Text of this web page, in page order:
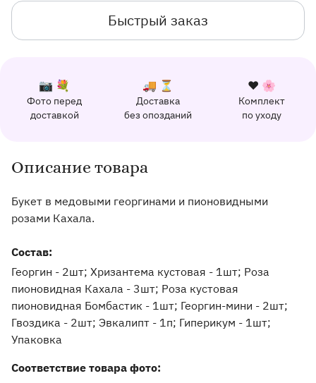
Быстрый заказ
Почему выбирают Флорео
К каждому заказу прилагается:
Фото перед
доставкой
📷 💐
Доставка
без опозданий
🚚 ⏳
Комплект
по уходу
❤️ 🌸
Качественный сервис
162 отзыва с оценкой 5.0 ⭐
Информация о товаре и оказываемых услугах
Описание товара
Букет в медовыми георгинами и пионовидными
розами Кахала.
Состав:
Георгин - 2шт; Хризантема кустовая - 1шт; Роза
пионовидная Кахала - 3шт; Роза кустовая
пионовидная Бомбастик - 1шт; Георгин-мини - 2шт;
Гвоздика - 2шт; Эвкалипт - 1п; Гиперикум - 1шт;
Упаковка
Соответствие товара фото: